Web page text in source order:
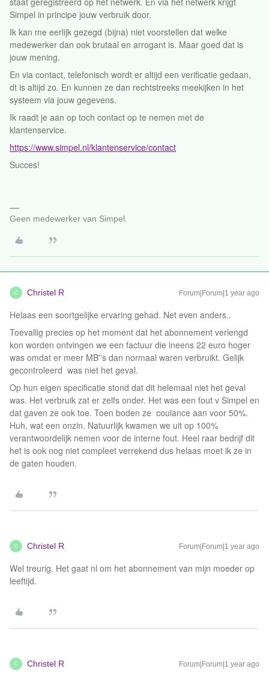
Simpel in principe jouw verbruik door.
Ik kan me eerlijk gezegd (bijna) niet voorstellen dat welke
medewerker dan ook brutaal en arrogant is. Maar goed dat is
jouw mening.
En via contact, telefonisch wordt er altijd een verificatie gedaan,
dt is altijd zo. En kunnen ze dan rechtstreeks meekijken in het
systeem via jouw gegevens.
Ik raadt je aan op toch contact op te nemen met de
klantenservice.
https://www.simpel.nl/klantenservice/contact
Succes!
Geen medewerker van Simpel.
C Christel R Forum|Forum|1 year ago
Helaas een soortgelijke ervaring gehad. Net even anders..
Toevallig precies op het moment dat het abonnement verlengd
kon worden ontvingen we een factuur die ineens 22 euro hoger
was omdat er meer MB''s dan normaal waren verbruikt. Gelijk
gecontroleerd was niet het geval.
Op hun eigen specificatie stond dat dit helemaal niet het geval
was. Het verbruik zat er zelfs onder. Het was een fout v Simpel en
dat gaven ze ook toe. Toen boden ze coulance aan voor 50%.
Huh, wat een onzin. Natuurlijk kwamen we uit op 100%
verantwoordelijk nemen voor de interne fout. Heel raar bedrijf dit
het is ook nog niet compleet verrekend dus helaas moet ik ze in
de gaten houden.
C Christel R Forum|Forum|1 year ago
Wel treurig. Het gaat nl om het abonnement van mijn moeder op
leeftijd.
C Christel R Forum|Forum|1 year ago